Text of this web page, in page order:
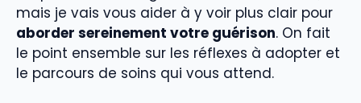
mais je vais vous aider à y voir plus clair pour
aborder sereinement votre guérison. On fait
le point ensemble sur les réflexes à adopter et
le parcours de soins qui vous attend.